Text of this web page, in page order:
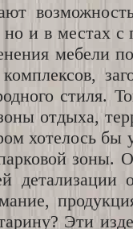
и в местах
мебели
стиля.
отдыха,
хотелось
детализации
Эти